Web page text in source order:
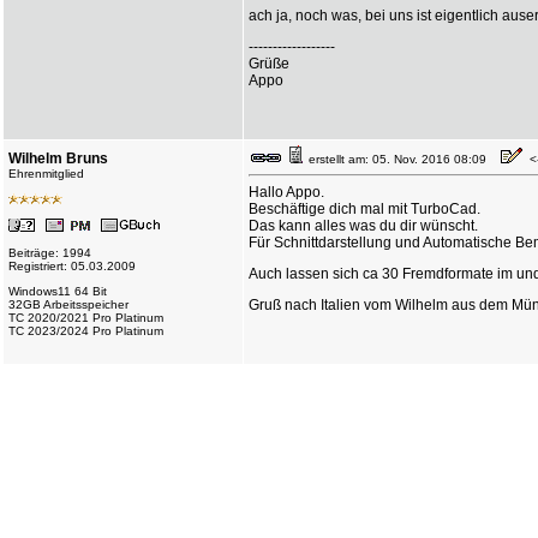
ach ja, noch was, bei uns ist eigentlich
------------------
Grüße
Appo
Wilhelm Bruns
Ehrenmitglied
Beiträge: 1994
Registriert: 05.03.2009
Windows11 64 Bit
32GB Arbeitsspeicher
TC 2020/2021 Pro Platinum
TC 2023/2024 Pro Platinum
erstellt am: 05. Nov. 2016 08:09
Hallo Appo.
Beschäftige dich mal mit TurboCad.
Das kann alles was du dir wünscht.
Für Schnittdarstellung und Automatische
Auch lassen sich ca 30 Fremdformate im
Gruß nach Italien vom Wilhelm aus dem